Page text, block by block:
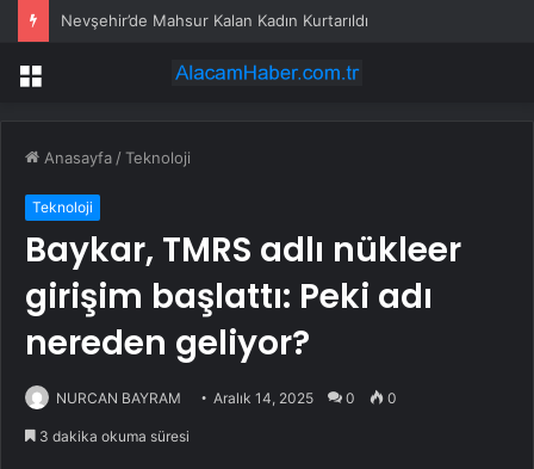
Nevşehir’de Mahsur Kalan Kadın Kurtarıldı
Menü
Anasayfa /Teknoloji
Teknoloji
Baykar, TMRS adlı nükleer
girişim başlattı: Peki adı
nereden geliyor?
NURCAN BAYRAM Aralık 14, 2025 0 0
3 dakika okuma süresi